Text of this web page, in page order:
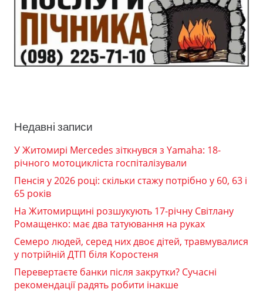
Недавні записи
У Житомирі Mercedes зіткнувся з Yamaha: 18-
річного мотоцикліста госпіталізували
Пенсія у 2026 році: скільки стажу потрібно у 60, 63 і
65 років
На Житомирщині розшукують 17-річну Світлану
Ромащенко: має два татуювання на руках
Семеро людей, серед них двоє дітей, травмувалися
у потрійній ДТП біля Коростеня
Перевертаєте банки після закрутки? Сучасні
рекомендації радять робити інакше